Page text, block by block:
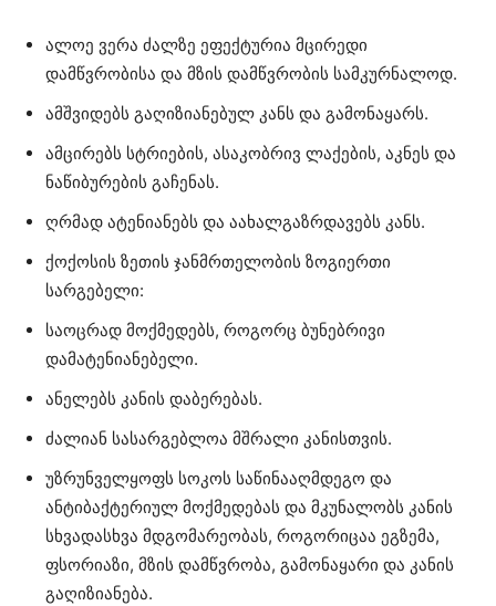
ალოე ვერა ძალზე ეფექტურია მცირედი
დამწვრობისა და მზის დამწვრობის სამკურნალოდ.
ამშვიდებს გაღიზიანებულ კანს და გამონაყარს.
ამცირებს სტრიების, ასაკობრივ ლაქების, აკნეს და
ნაწიბურების გაჩენას.
ღრმად ატენიანებს და აახალგაზრდავებს კანს.
ქოქოსის ზეთის ჯანმრთელობის ზოგიერთი
სარგებელი:
საოცრად მოქმედებს, როგორც ბუნებრივი
დამატენიანებელი.
ანელებს კანის დაბერებას.
ძალიან სასარგებლოა მშრალი კანისთვის.
უზრუნველყოფს სოკოს საწინააღმდეგო და
ანტიბაქტერიულ მოქმედებას და მკუნალობს კანის
სხვადასხვა მდგომარეობას, როგორიცაა ეგზემა,
ფსორიაზი, მზის დამწვრობა, გამონაყარი და კანის
გაღიზიანება.